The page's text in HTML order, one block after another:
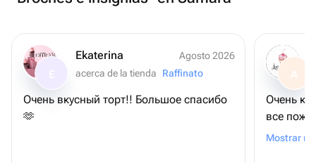
Ekaterina
Agosto 2026
acerca de la tienda
Raffinato
Очень вкусный торт!! Большое спасибо
🫶
A
Очень
все
Спасибо
Mostrar